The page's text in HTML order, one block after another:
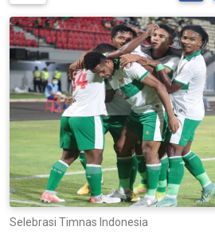
Selebrasi Timnas Indonesia